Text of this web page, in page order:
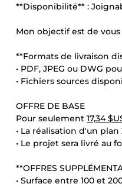
**Disponibilité** :
Mon objectif est de
**Formats de livraison
• PDF, JPEG ou DWG
• Fichiers sources
OFFRE DE BASE
Pour seulement 17,34
• La réalisation d'un
• Le projet sera livré au
**OFFRES
• Surface entre 100 et